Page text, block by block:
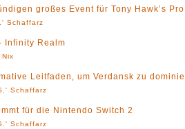
großes Event für Tony Hawk’s
Schaffarz
Infinity Realm
Leitfaden, um Verdansk zu
Schaffarz
für die Nintendo Switch 2
Schaffarz